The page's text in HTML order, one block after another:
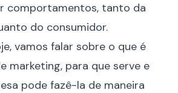
comportamentos, tanto da
do consumidor.
vamos falar sobre o que é
marketing, para que serve e
pode fazê-la de maneira